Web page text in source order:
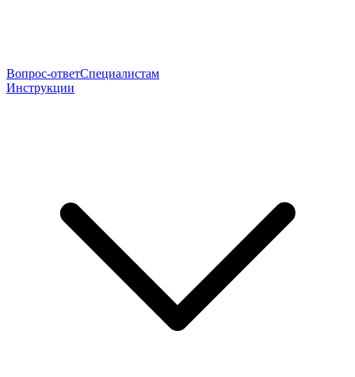
Вопрос-ответСпециалистам
Инструкции